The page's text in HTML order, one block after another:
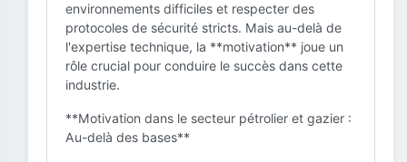
environnements difficiles et respecter des
protocoles de sécurité stricts. Mais au-delà de
l'expertise technique, la **motivation** joue un
rôle crucial pour conduire le succès dans cette
industrie.
**Motivation dans le secteur pétrolier et gazier :
Au-delà des bases**